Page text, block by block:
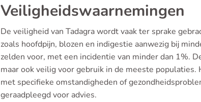
Veiligheidswaarnemingen
De veiligheid van Tadagra wordt vaak ter sprake
zoals hoofdpijn, blozen en indigestie aanwezig bij
zelden voor, met een incidentie van minder dan 1%.
maar ook veilig voor gebruik in de meeste
met specifieke omstandigheden of
geraadpleegd voor advies.